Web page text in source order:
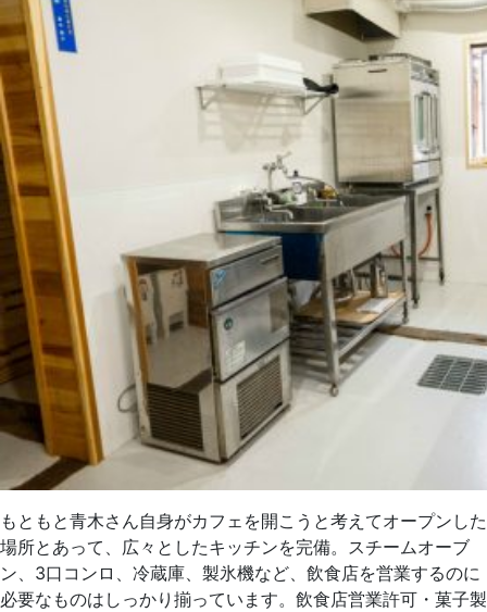
もともと青木さん自身がカフェを開こうと考えてオープンした
場所とあって、広々としたキッチンを完備。スチームオーブ
ン、3口コンロ、冷蔵庫、製氷機など、飲食店を営業するのに
必要なものはしっかり揃っています。飲食店営業許可・菓子製